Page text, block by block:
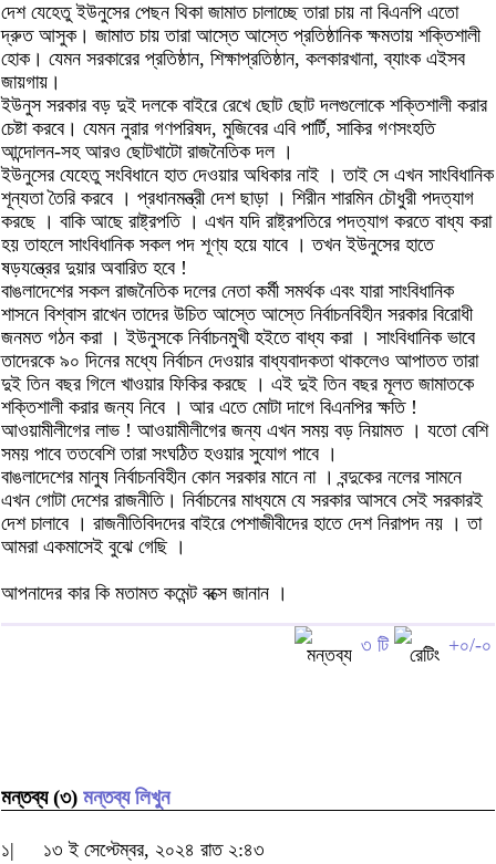
দেশ যেহেতু ইউনুসের পেছন থিকা জামাত চালাচ্ছে তারা চায় না বিএনপি এতো
দ্রুত আসুক। জামাত চায় তারা আস্তে আস্তে প্রতিষ্ঠানিক ক্ষমতায় শক্তিশালী
হোক। যেমন সরকারের প্রতিষ্ঠান, শিক্ষাপ্রতিষ্ঠান, কলকারখানা, ব্যাংক এইসব
জায়গায়।
ইউনুস সরকার বড় দুই দলকে বাইরে রেখে ছোট ছোট দলগুলোকে শক্তিশালী করার
চেষ্টা করবে। যেমন নুরার গণপরিষদ, মুজিবের এবি পার্টি, সাকির গণসংহতি
আন্দোলন-সহ আরও ছোটখাটো রাজনৈতিক দল ।
ইউনুসের যেহেতু সংবিধানে হাত দেওয়ার অধিকার নাই । তাই সে এখন সাংবিধানিক
শূন্যতা তৈরি করবে । প্রধানমন্ত্রী দেশ ছাড়া । শিরীন শারমিন চৌধুরী পদত্যাগ
করছে । বাকি আছে রাষ্ট্রপতি । এখন যদি রাষ্ট্রপতিরে পদত্যাগ করতে বাধ্য করা
হয় তাহলে সাংবিধানিক সকল পদ শূণ্য হয়ে যাবে । তখন ইউনুসের হাতে
ষড়যন্ত্রের দুয়ার অবারিত হবে !
বাঙলাদেশের সকল রাজনৈতিক দলের নেতা কর্মী সমর্থক এবং যারা সাংবিধানিক
শাসনে বিশ্বাস রাখেন তাদের উচিত আস্তে আস্তে নির্বাচনবিহীন সরকার বিরোধী
জনমত গঠন করা । ইউনুসকে নির্বাচনমুখী হইতে বাধ্য করা । সাংবিধানিক ভাবে
তাদেরকে ৯০ দিনের মধ্যে নির্বাচন দেওয়ার বাধ্যবাদকতা থাকলেও আপাতত তারা
দুই তিন বছর গিলে খাওয়ার ফিকির করছে । এই দুই তিন বছর মূলত জামাতকে
শক্তিশালী করার জন্য নিবে । আর এতে মোটা দাগে বিএনপির ক্ষতি !
আওয়ামীলীগের লাভ ! আওয়ামীলীগের জন্য এখন সময় বড় নিয়ামত । যতো বেশি
সময় পাবে ততবেশি তারা সংঘঠিত হওয়ার সুযোগ পাবে ।
বাঙলাদেশের মানুষ নির্বাচনবিহীন কোন সরকার মানে না । বন্দুকের নলের সামনে
এখন গোটা দেশের রাজনীতি। নির্বাচনের মাধ্যমে যে সরকার আসবে সেই সরকারই
দেশ চালাবে । রাজনীতিবিদদের বাইরে পেশাজীবীদের হাতে দেশ নিরাপদ নয় । তা
আমরা একমাসেই বুঝে গেছি ।
আপনাদের কার কি মতামত কমেন্ট বক্সে জানান ।
৩ টি +০/-০
মন্তব্য (৩) মন্তব্য লিখুন
১|
১৩ ই সেপ্টেম্বর, ২০২৪ রাত ২:৪৩